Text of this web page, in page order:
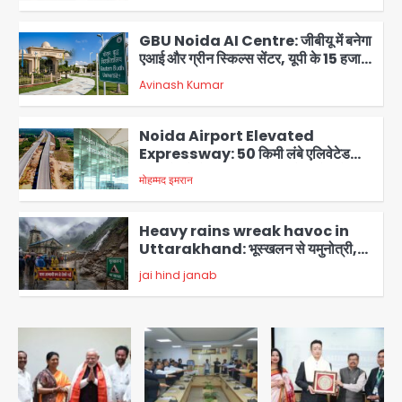
3
GBU Noida AI Centre: जीबीयू में बनेगा
एआई और ग्रीन स्किल्स सेंटर, यूपी के 15 हजार
युवाओं को मिलेगा फ्री ट्रेनिंग
Avinash Kumar
4
Noida Airport Elevated
Expressway: 50 किमी लंबे एलिवेटेड
एक्सप्रेसवे से दिल्ली-हरियाणा से सीधे जुड़ेगा
नोएडा एयरपोर्ट, 4000 करोड़ रुपये की लागत
से बनेगा 6-लेन एक्सप्रेसवे
मोहम्मद इमरान
5
Heavy rains wreak havoc in
Uttarakhand: भूस्खलन से यमुनोत्री,
केदारनाथ और सिमली-ग्वालदम हाईवे बंद,
चमोली-उत्तरकाशी में श्रद्धालु फंसे, नदियां खतरे
के निशान के पार
jai hind janab
1
Air India Flight Turbulence: हवा
में 5 मिनट तक कांपी फ्लाइट, क्रू मेंबर्स को रीढ़
की हड्डी में गंभीर चोट; नागरिक उड्डयन मंत्री
पहुंचे अस्पताल
Avinash Kumar